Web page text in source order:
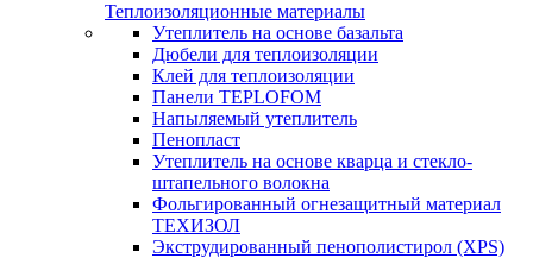
Теплоизоляционные материалы
Утеплитель на основе базальта
Дюбели для теплоизоляции
Клей для теплоизоляции
Панели TEPLOFOM
Напыляемый утеплитель
Пенопласт
Утеплитель на основе кварца и стекло-
штапельного волокна
Фольгированный огнезащитный материал
ТЕХИЗОЛ
Экструдированный пенополистирол (XPS)